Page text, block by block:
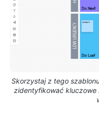
Skorzystaj z tego
zidentyfikować kluczowe